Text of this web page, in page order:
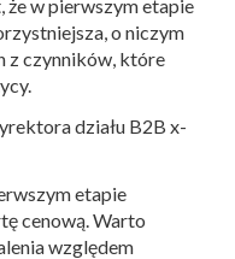
że w pierwszym etapie
o niczym
z czynników, które
działu B2B x-
etapie
cenową. Warto
względem